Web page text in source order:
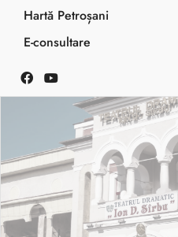
Hartă Petroșani
E-consultare